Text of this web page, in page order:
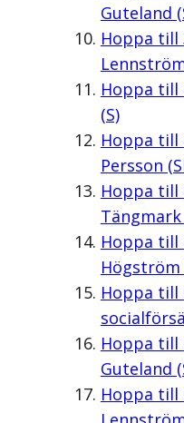
Guteland
Hoppa till
Hoppa till
(S)
Hoppa till
Persson
Hoppa till
Tängmark
Hoppa till
Högström
Hoppa till
Hoppa till
Guteland
Hoppa till